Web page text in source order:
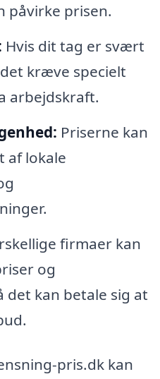
påvirke prisen.
Hvis dit tag er svært
kræve specielt
arbejdskraft.
Priserne kan
af lokale
firmaer kan
og
det kan betale sig at
pris.dk kan